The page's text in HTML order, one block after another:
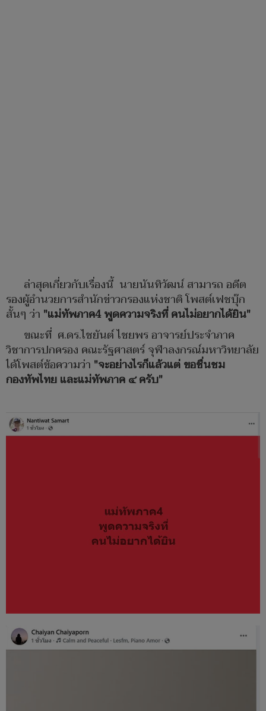
ล่าสุดเกี่ยวกับเรื่องนี้ นายนันทิวัฒน์ สามารถ อดีต
รองผู้อำนวยการสำนักข่าวกรองแห่งชาติ โพสต์เฟชบุ๊ก
สั้นๆ ว่า "แม่ทัพภาค4 พูดความจริงที่ คนไม่อยากได้ยิน"
ขณะที่ ศ.ดร.ไชยันต์ ไชยพร อาจารย์ประจำภาค
วิชาการปกครอง คณะรัฐศาสตร์ จุฬาลงกรณ์มหาวิทยาลัย
ได้โพสต์ข้อความว่า "จะอย่างไรก็แล้วแต่ ขอชื่นชม
กองทัพไทย และแม่ทัพภาค ๔ ครับ"